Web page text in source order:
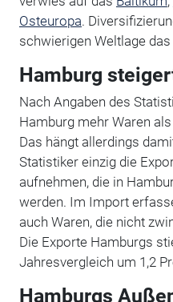
Osteuropa.
schwierigen Weltlage das
Hamburg
Nach Angaben des
Hamburg mehr Waren
Das hängt allerdings
Statistiker einzig die
aufnehmen, die in
werden. Im Import
auch Waren, die nicht
Die Exporte Hamburgs
Jahresvergleich um 1,2
Hamburgs